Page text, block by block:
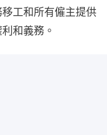
工和所有僱主提供
和義務。